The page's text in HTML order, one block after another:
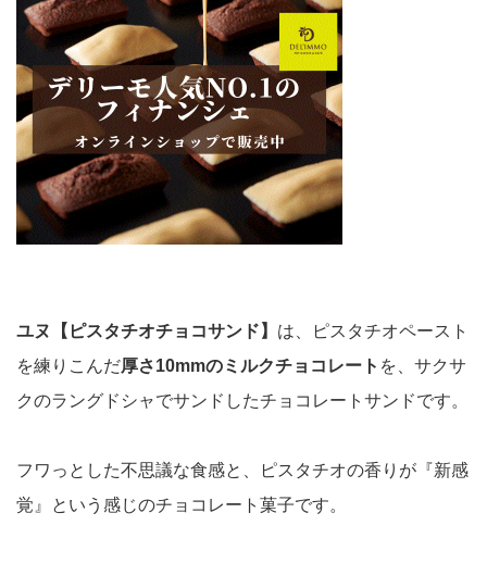
ユヌ【ピスタチオチョコサンド】 は、ピスタチオペースト
を練りこんだ厚さ10mmのミルクチョコレート を、サクサ
クのラングドシャでサンドしたチョコレートサンドです。
フワっとした不思議な食感と、ピスタチオの香りが『新感
覚』という感じのチョコレート菓子です。